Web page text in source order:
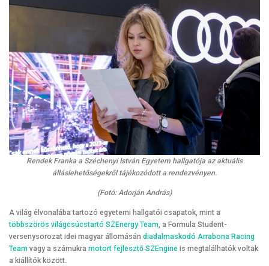
Rendek Franka a Széchenyi István Egyetem hallgatója az aktuális
álláslehetőségekről tájékozódott a rendezvényen.
(Fotó: Adorján András)
A világ élvonalába tartozó egyetemi hallgatói csapatok, mint a
többszörös világcsúcstartó SZEnergy Team, a Formula Student-
versenysorozat idei magyar állomásán diadalmaskodó Arrabona Racing
Team vagy a számukra motort fejlesztő SZEngine is megtalálhatók voltak
a kiállítók között.